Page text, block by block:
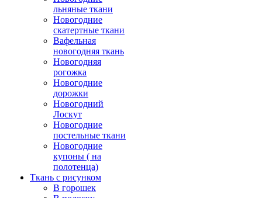
льняные ткани
Новогодние
скатертные ткани
Вафельная
новогодняя ткань
Новогодняя
рогожка
Новогодние
дорожки
Новогодний
Лоскут
Новогодние
постельные ткани
Новогодние
купоны ( на
полотенца)
Ткань с рисунком
В горошек